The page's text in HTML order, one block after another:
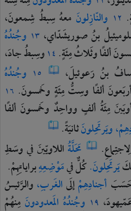
١٢ والنّازِلونَ معهُسِبطُ شِمعونَ،
بنُصوريشَدّاي، ١٣ وجُندُهُ
ألفًاوثَلاثُمِئَةٍ. ١٤وسِبطُجادَ،
بنُ رَعوئيلَ، ١٥ وجُندُهُ
ألفًا وسِتُّمِئَةٍ وخَمسونَ. ١٦
مِئَةُ ألفٍ وواحِدٌ وخَمسونَ ألفًا
ويَرتَحِلونَثانيَةً.
مَحَلَّةُاللاويّينَفيوسَطِ
يَرتَحِلونَ.كُلٌّفيمَوْضِعِهِبراياتِهِمْ.
أجنادِهِمْإلَىالغَربِ،والرَّئيسُ
١٩ وجُندُهُالمَعدودونَمِنهُمْ